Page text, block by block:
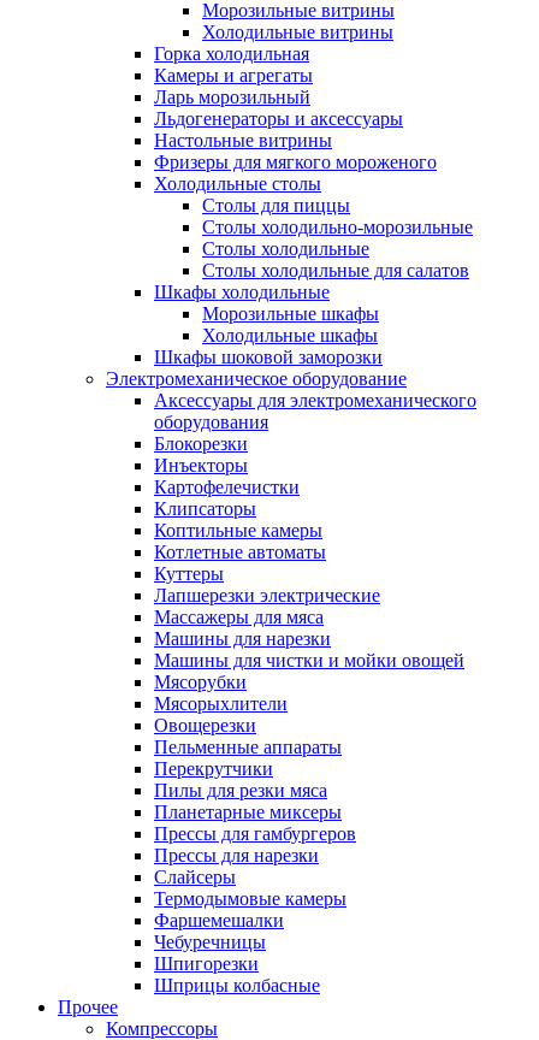
Морозильные витрины
Холодильные витрины
Горка холодильная
Камеры и агрегаты
Ларь морозильный
Льдогенераторы и аксессуары
Настольные витрины
Фризеры для мягкого мороженого
Холодильные столы
Столы для пиццы
Столы холодильно-морозильные
Столы холодильные
Столы холодильные для салатов
Шкафы холодильные
Mорозильные шкафы
Холодильные шкафы
Шкафы шоковой заморозки
Электромеханическое оборудование
Аксессуары для электромеханического
оборудования
Блокорезки
Инъекторы
Картофелечистки
Клипсаторы
Коптильные камеры
Котлетные автоматы
Куттеры
Лапшерезки электрические
Массажеры для мяса
Машины для нарезки
Машины для чистки и мойки овощей
Мясорубки
Мясорыхлители
Овощерезки
Пельменные аппараты
Перекрутчики
Пилы для резки мяса
Планетарные миксеры
Прессы для гамбургеров
Прессы для нарезки
Слайсеры
Термодымовые камеры
Фаршемешалки
Чебуречницы
Шпигорезки
Шприцы колбасные
Прочее
Компрессоры